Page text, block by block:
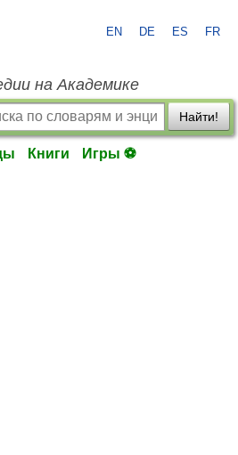
EN DE ES FR
на Академике
Найти!
Книги Игры ⚽